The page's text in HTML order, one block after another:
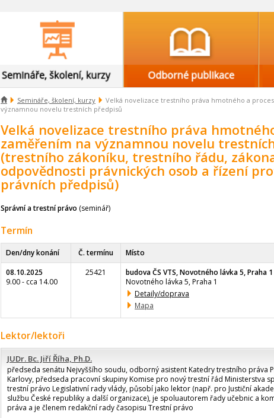
 Semináře, školení, kurzy
Velká novelizace trestního práva hmotného a
významnou novelu trestních předpisů
Velká novelizace trestního práva
zaměřením na významnou novelu
(trestního zákoníku, trestního řádu,
odpovědnosti právnických osob a řízení
právních předpisů)
Správní a trestní právo (seminář)
Termín
Den/dny konání Č. termínu Místo
08.10.2025
9.00 - cca 14.00
25421
budova ČS VTS, Novotného lávka 5, Praha 1
Novotného lávka 5, Praha 1
Detaily/doprava
Mapa
Lektor/lektoři
JUDr. Bc. Jiří Říha, Ph.D.
předseda senátu Nejvyššího soudu, odborný asistent Katedry trestního práva
Karlovy, předseda pracovní skupiny Komise pro nový trestní řád Ministerstva
trestní právo Legislativní rady vlády, působí jako lektor (např. pro Justiční
službu České republiky a další organizace), je spoluautorem řady učebnic a
práva a je členem redakční rady časopisu Trestní právo